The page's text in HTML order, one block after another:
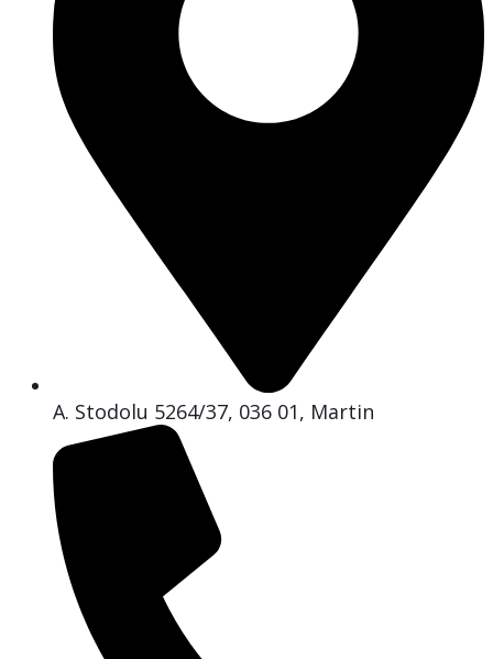
A. Stodolu 5264/37, 036 01, Martin